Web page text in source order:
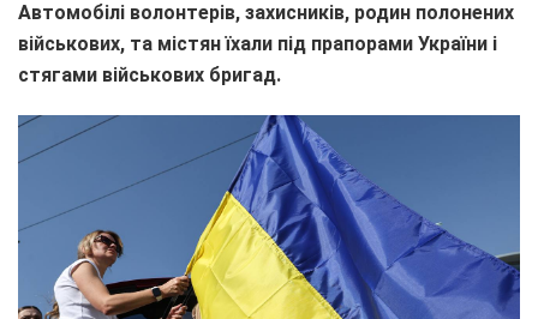
Автомобілі волонтерів, захисників, родин полонених
військових, та містян їхали під прапорами України і
стягами військових бригад.